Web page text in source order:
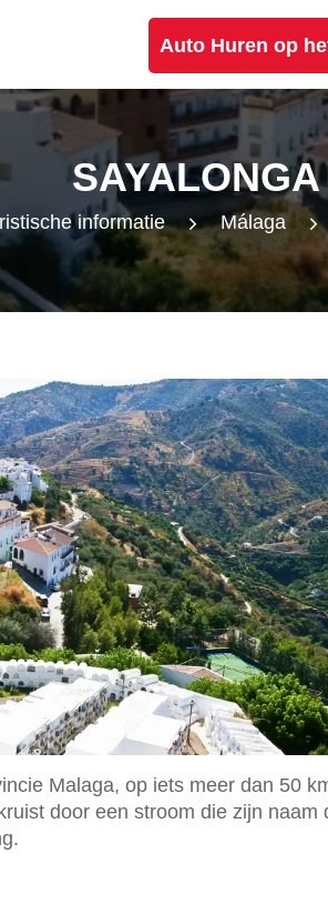
Auto Huren op
SAYALONGA
informatie Málaga
Malaga, op iets meer dan 50
door een stroom die zijn naam